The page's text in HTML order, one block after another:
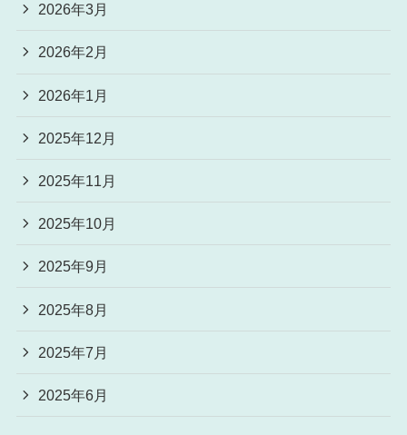
2026年3月
2026年2月
2026年1月
2025年12月
2025年11月
2025年10月
2025年9月
2025年8月
2025年7月
2025年6月